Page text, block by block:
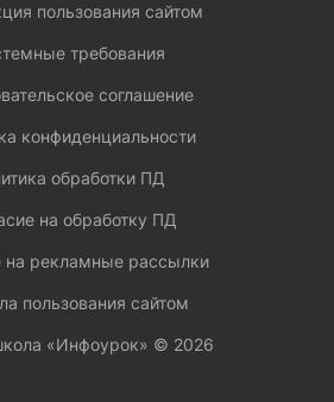
пользования сайтом
требования
соглашение
конфиденциальности
обработки ПД
на обработку ПД
на рекламные рассылки
пользования сайтом
«Инфоурок» © 2026